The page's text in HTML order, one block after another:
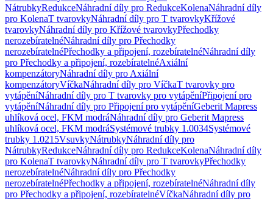
NátrubkyRedukceNáhradní díly pro RedukceKolenaNáhradní díly
pro KolenaT tvarovkyNáhradní díly pro T tvarovkyKřížové
tvarovkyNáhradní díly pro Křížové tvarovkyPřechodky
nerozebíratelnéNáhradní díly pro Přechodky
nerozebíratelnéPřechodky a připojení, rozebíratelnéNáhradní díly
pro Přechodky a připojení, rozebíratelnéAxiální
kompenzátoryNáhradní díly pro Axiální
kompenzátoryVíčkaNáhradní díly pro VíčkaT tvarovky pro
vytápěníNáhradní díly pro T tvarovky pro vytápěníPřipojení pro
vytápěníNáhradní díly pro Připojení pro vytápěníGeberit Mapress
uhlíková ocel, FKM modráNáhradní díly pro Geberit Mapress
uhlíková ocel, FKM modráSystémové trubky 1.0034Systémové
trubky 1.0215VsuvkyNátrubkyNáhradní díly pro
NátrubkyRedukceNáhradní díly pro RedukceKolenaNáhradní díly
pro KolenaT tvarovkyNáhradní díly pro T tvarovkyPřechodky
nerozebíratelnéNáhradní díly pro Přechodky
nerozebíratelnéPřechodky a připojení, rozebíratelnéNáhradní díly
pro Přechodky a připojení, rozebíratelnéVíčkaNáhradní díly pro